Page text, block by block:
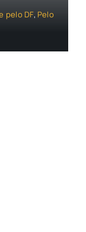
pelo DF, Pelo